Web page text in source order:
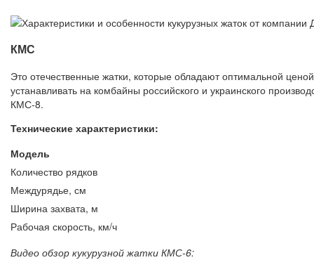
КМС
Это отечественные жатки, которые обладают оптимальной
устанавливать на комбайны российского и украинского
КМС-8.
Технические характеристики:
Модель
Количество рядков
Междурядье, см
Ширина захвата, м
Рабочая скорость, км/ч
Видео обзор кукурузной жатки КМС-6: